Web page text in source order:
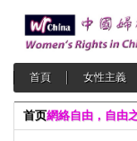
首頁 女性主義
首页網絡自由，自由